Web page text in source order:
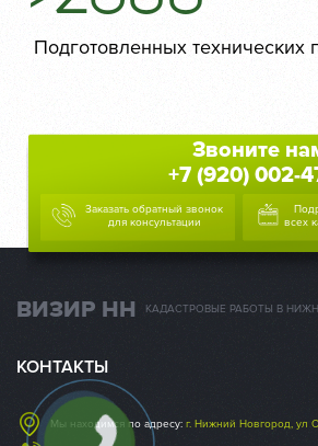
Подготовленных технических
Звоните
+7 (920) 002-
Заказать обратный звонок
для консультации
всех
ВИЗИР НН КАДАСТРОВЫЕ РАБОТЫ В
КОНТАКТЫ
Мы находимся по адресу: г. Нижний Новгород, ул